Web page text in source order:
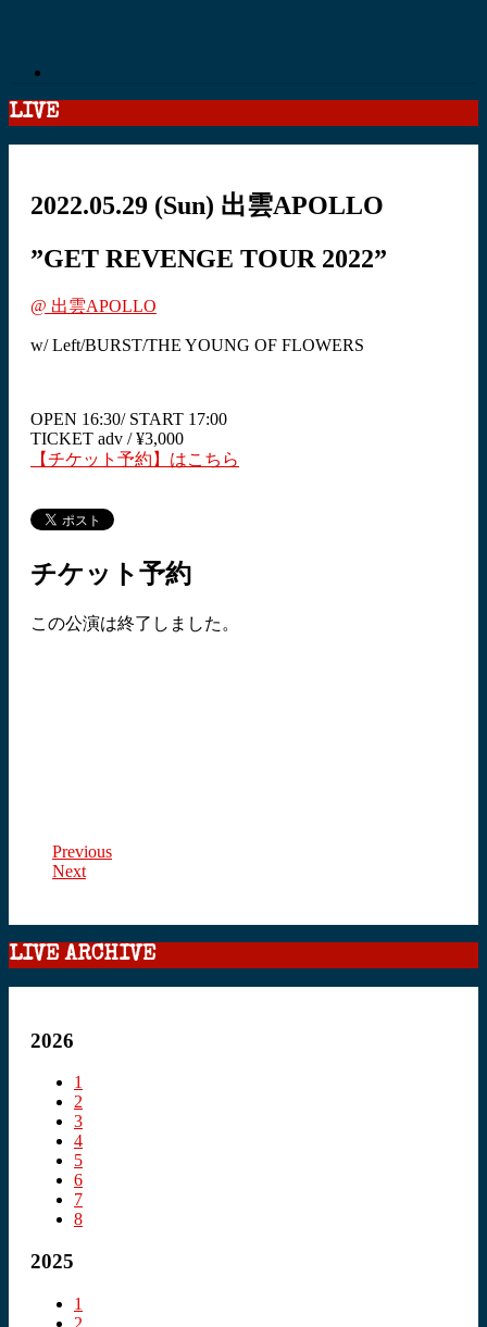
LIVE
2022.05.29 (Sun) 出雲APOLLO
”GET REVENGE TOUR 2022”
@ 出雲APOLLO
w/ Left/BURST/THE YOUNG OF FLOWERS
OPEN 16:30/ START 17:00
TICKET adv / ¥3,000
【チケット予約】はこちら
チケット予約
この公演は終了しました。
Previous
Next
LIVE ARCHIVE
2026
1
2
3
4
5
6
7
8
2025
1
2